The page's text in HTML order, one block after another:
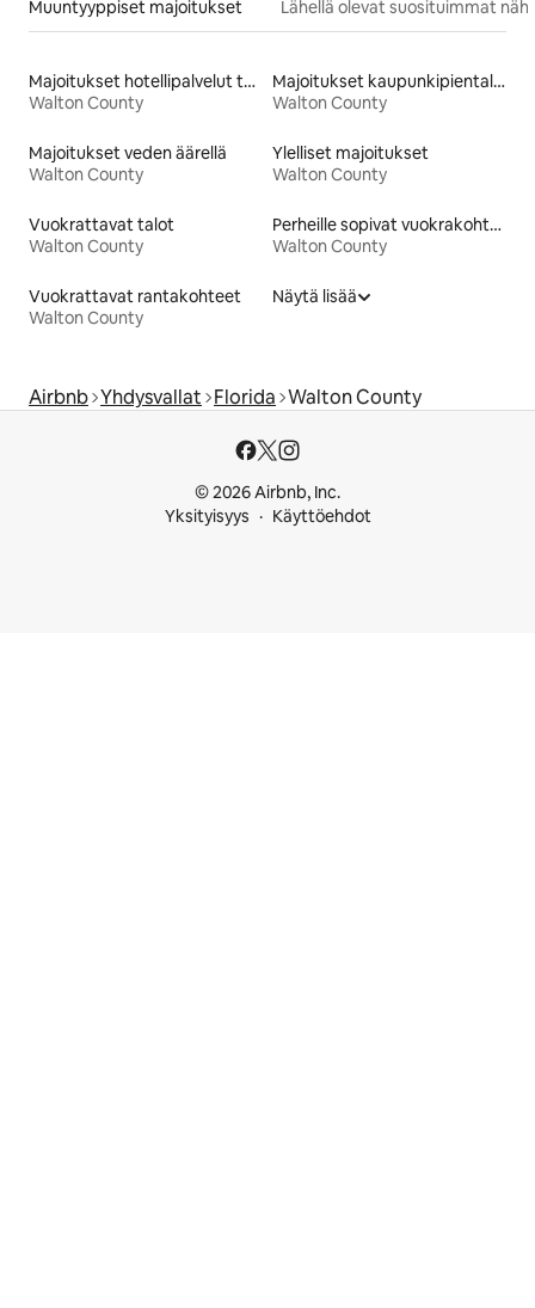
Muuntyyppiset majoitukset Lähellä olevat suosituimmat
Majoitukset hotellipalvelut tarjoavissa huoneistoissa
Walton County
Majoitukset kaupunkipientaloissa
Walton County
Majoitukset veden äärellä
Walton County
Ylelliset majoitukset
Walton County
Vuokrattavat talot
Walton County
Perheille sopivat vuokrakohteet
Walton County
Vuokrattavat rantakohteet
Walton County
Näytä lisää
Airbnb Yhdysvallat Florida Walton County
© 2026 Airbnb, Inc.
Yksityisyys
Käyttöehdot